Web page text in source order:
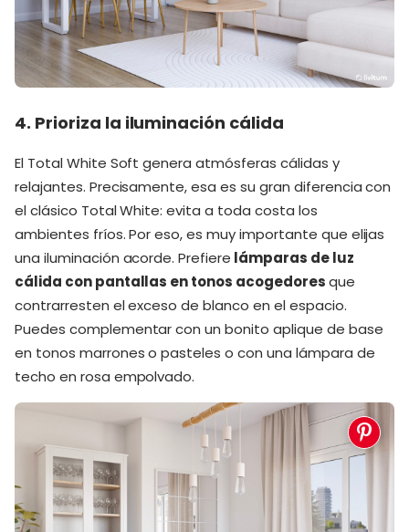
4. Prioriza la iluminación cálida
El Total White Soft genera atmósferas cálidas y
relajantes. Precisamente, esa es su gran diferencia con
el clásico Total White: evita a toda costa los
ambientes fríos. Por eso, es muy importante que elijas
una iluminación acorde. Prefiere lámparas de luz
cálida con pantallas en tonos acogedoresque
contrarresten el exceso de blanco en el espacio.
Puedes complementar con un bonito aplique de base
en tonos marrones o pasteles o con una lámpara de
techo en rosa empolvado.